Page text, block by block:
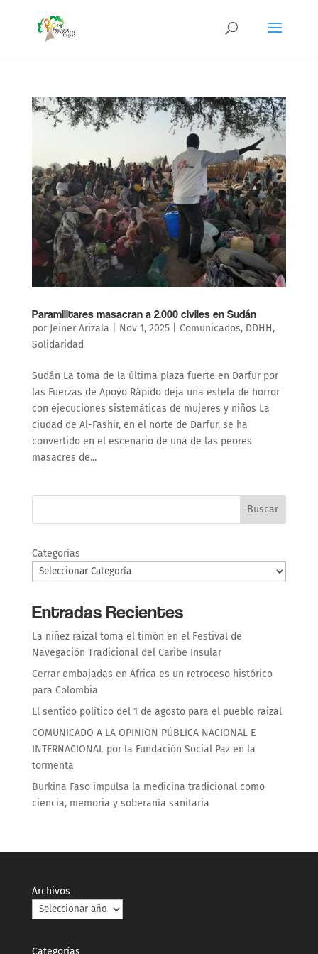
Paramilitares masacran a 2.000 civiles en Sudán
por Jeiner Arizala Nov 1, 2025| Comunicados, DDHH,
Solidaridad
Sudán La toma de la última plaza fuerte en Darfur por
las Fuerzas de Apoyo Rápido deja una estela de horror
con ejecuciones sistemáticas de mujeres y niños La
ciudad de Al-Fashir, en el norte de Darfur, se ha
convertido en el escenario de una de las peores
masacres de...
Buscar
Categorías
Entradas Recientes
La niñez raizal toma el timón en el Festival de
Navegación Tradicional del Caribe Insular
Cerrar embajadas en África es un retroceso histórico
para Colombia
El sentido político del 1 de agosto para el pueblo raizal
COMUNICADO A LA OPINIÓN PÚBLICA NACIONAL E
INTERNACIONAL por la Fundación Social Paz en la
tormenta
Burkina Faso impulsa la medicina tradicional como
ciencia, memoria y soberanía sanitaria
Archivos
Categorías